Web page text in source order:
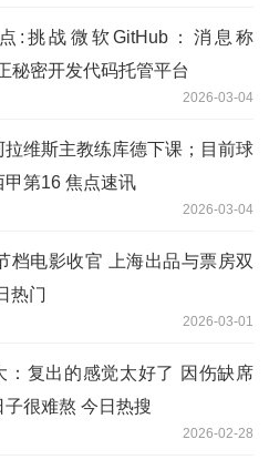
:挑战微软GitHub：消息称
秘密开发代码托管平台
2026-03-04
拉维斯主教练库德下课；目前球
甲第16 焦点速讯
2026-03-04
档电影收官 上海出品与票房双
热门
2026-03-01
：复出的感觉太好了 因伤缺席
子很难熬 今日热搜
2026-02-28